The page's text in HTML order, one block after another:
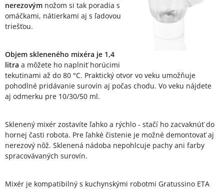
nerezovým nožom si tak poradia s
omáčkami, nátierkami aj s ľadovou
triešťou.
Objem skleneného mixéra je 1,4
litra a môžete ho naplniť horúcimi
tekutinami až do 80 °C. Praktický otvor vo veku umožňuje
pohodlné pridávanie surovín aj počas chodu. Vo veku nájdete
aj odmerku pre 10/30/50 ml.
Sklenený mixér zostavíte ľahko a rýchlo - stačí ho zacvaknúť do
hornej časti robota. Pre ľahké čistenie je možné demontovať aj
nerezový nôž. Sklenená nádoba nepohlcuje pachy ani farby
spracovávaných surovín.
Mixér je kompatibilný s kuchynskými robotmi Gratussino ETA